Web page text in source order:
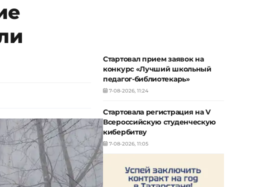
Стартовал прием заявок на
конкурс «Лучший школьный
педагог-библиотекарь»
7-08-2026, 11:24
Стартовала регистрация на V
Всероссийскую студенческую
кибербитву
7-08-2026, 11:05